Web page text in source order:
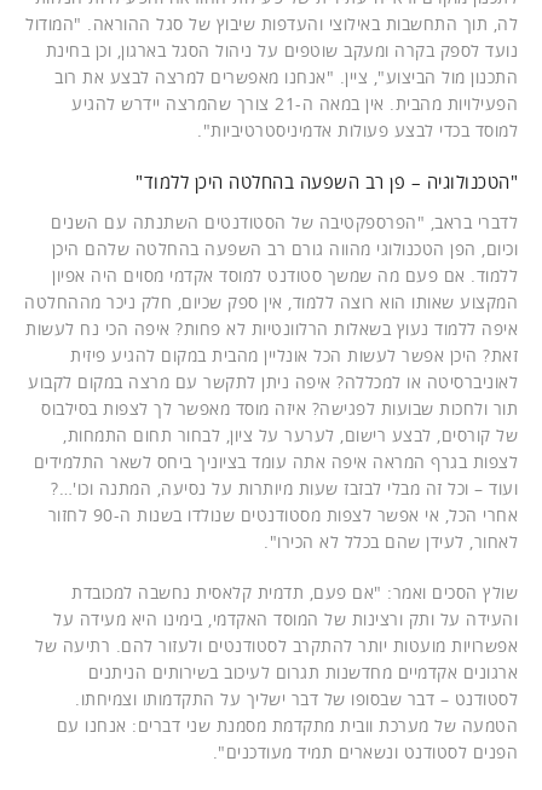
לה, תוך התחשבות באילוצי והעדפות שיבוץ של סגל ההוראה. "המודול
נועד לספק בקרה ומעקב שוטפים על ניהול הסגל בארגון, וכן בחינת
התכנון מול הביצוע", ציין. "אנחנו מאפשרים למרצה לבצע את רוב
הפעילויות מהבית. אין במאה ה-21 צורך שהמרצה יידרש להגיע
למוסד בכדי לבצע פעולות אדמיניסטרטיביות".
"הטכנולוגיה – פן רב השפעה בהחלטה היכן ללמוד"
לדברי בראב, "הפרספקטיבה של הסטודנטים השתנתה עם השנים
וכיום, הפן הטכנולוגי מהווה גורם רב השפעה בהחלטה שלהם היכן
ללמוד. אם פעם מה שמשך סטודנט למוסד אקדמי מסוים היה אפיון
המקצוע שאותו הוא רוצה ללמוד, אין ספק שכיום, חלק ניכר מההחלטה
איפה ללמוד נעוץ בשאלות הרלוונטיות לא פחות? איפה הכי נח לעשות
זאת? היכן אפשר לעשות הכל אונליין מהבית במקום להגיע פיזית
לאוניברסיטה או למכללה? איפה ניתן לתקשר עם מרצה במקום לקבוע
תור ולחכות שבועות לפגישה? איזה מוסד מאפשר לך לצפות בסילבוס
של קורסים, לבצע רישום, לערער על ציון, לבחור תחום התמחות,
לצפות בגרף המראה איפה אתה עומד בציוניך ביחס לשאר התלמידים
ועוד – וכל זה מבלי לבזבז שעות מיותרות על נסיעה, המתנה וכו'…?
אחרי הכל, אי אפשר לצפות מסטודנטים שנולדו בשנות ה-90 לחזור
לאחור, לעידן שהם בכלל לא הכירו".
שולץ הסכים ואמר: "אם פעם, תדמית קלאסית נחשבה למכובדת
והעידה על ותק ורצינות של המוסד האקדמי, בימינו היא מעידה על
אפשרויות מועטות יותר להתקרב לסטודנטים ולעזור להם. רתיעה של
ארגונים אקדמיים מחדשנות תגרום לעיכוב בשירותים הניתנים
לסטודנט – דבר שבסופו של דבר ישליך על התקדמותו וצמיחתו.
הטמעה של מערכת וובית מתקדמת מסמנת שני דברים: אנחנו עם
הפנים לסטודנט ונשארים תמיד מעודכנים".